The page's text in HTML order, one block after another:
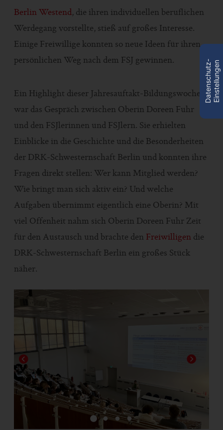
Berlin Westend, die ihren individuellen beruflichen
Werdegang vorstellte, stieß auf großes Interesse.
Einige Freiwillige konnten so neue Ideen für ihren
persönlichen Weg nach dem FSJ gewinnen.
Ein Highlight dieser Jahresauftakt-Bildungswoche
war das Gespräch zwischen Oberin Doreen Fuhr
und den FSJlerinnen und FSJlern. Sie erhielten
Einblicke in die Geschichte und die Besonderheiten
der DRK-Schwesternschaft Berlin und konnten ihre
Fragen direkt stellen: Wer kann Mitglied werden?
Wie bringt man sich aktiv ein? Und welche
Aufgaben übernimmt eigentlich eine Oberin? Mit
viel Offenheit nahm sich Oberin Doreen Fuhr Zeit
für den Austausch und brachte den Freiwilligen die
DRK-Schwesternschaft Berlin ein großes Stück
näher.
D
a
t
e
n
s
c
h
u
t
z
-
E
i
n
s
t
e
l
l
u
n
g
en